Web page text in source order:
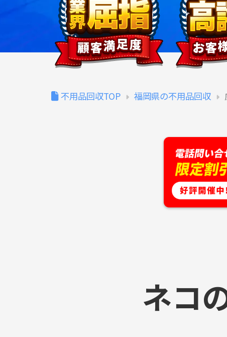
不用品回収TOP 福岡県の不用品回収
ネコ